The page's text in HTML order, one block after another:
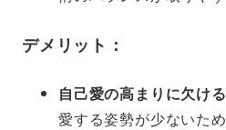
デメリット：
自己愛の高まりに欠ける
愛する姿勢が少ないた